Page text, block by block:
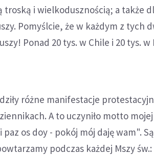
i wielkodusznością; a także
Pomyślcie, że w każdym z tych
Ponad 20 tys. w Chile i 20 tys. w
różne manifestacje
A to uczyniło motto
os doy - pokój mój daję wam".
podczas każdej Mszy